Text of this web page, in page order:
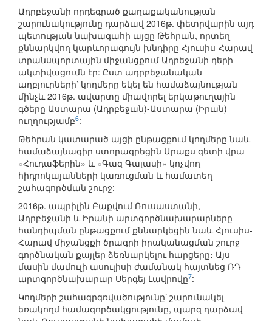
Ադրբեջանի որդեգրած քաղաքականության
շարունակությունը դարձավ 2016թ. փետրվարին այդ
պետության նախագահի այցը Թեհրան, որտեղ
քննարկվող կարևորագույն խնդիրը Հյուսիս-Հարավ
տրանսպորտային միջանցքում Ադրեջանի դերի
ակտիվացումն էր: Ըստ ադրբեջանական
աղբյուրների՝ կողմերը եկել են համաձայնության
մինչև 2016թ. ավարտը միավորել երկաթուղային
գծերը Աստարա (Ադրբեջան)-Աստարա (Իրան)
ուղղությամբ6:
Թեհրան կատարած այցի ընթացքում կողմերը նաև
համաձայնագիր ստորագրեցին Արաքս գետի վրա
«Հուդաֆերին» և «Գազ Գալասի» կոչվող
հիդրոկայանների կառուցման և համատեղ
շահագործման շուրջ:
2016թ. ապրիլին Բաքվում Ռուսաստանի,
Ադրբեջանի և Իրանի արտգործնախարարները
հանդիպման ընթացքում քննարկեցին նաև Հյուսիս-
Հարավ միջանցքի ծրագրի իրականացման շուրջ
գործնական քայլեր ձեռնարկելու հարցերը։ Այս
մասին մամուլի ասուլիսի ժամանակ հայտնեց ՌԴ
արտգործնախարար Սերգեյ Լավրովը7:
Կողմերի շահագրգռվածությունը՝ շարունակել
եռակողմ համագործակցությունը, պարզ դարձավ